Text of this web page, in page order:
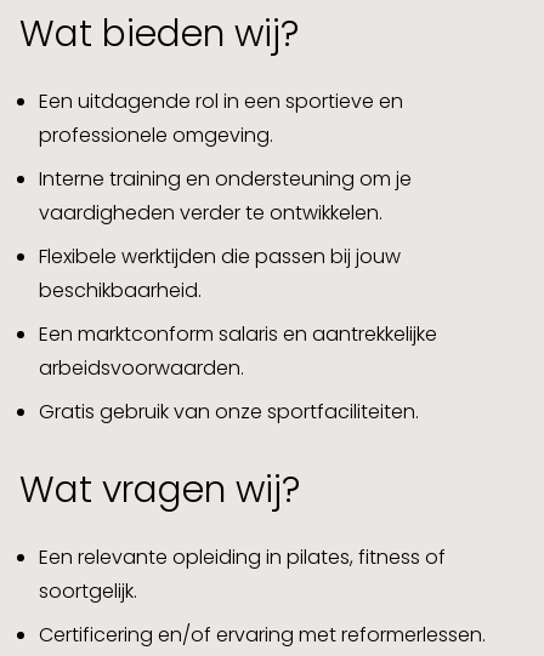
Wat bieden wij?
Een uitdagende rol in een sportieve en
professionele omgeving.
Interne training en ondersteuning om je
vaardigheden verder te ontwikkelen.
Flexibele werktijden die passen bij jouw
beschikbaarheid.
Een marktconform salaris en aantrekkelijke
arbeidsvoorwaarden.
Gratis gebruik van onze sportfaciliteiten.
Wat vragen wij?
Een relevante opleiding in pilates, fitness of
soortgelijk.
Certificering en/of ervaring met reformerlessen.